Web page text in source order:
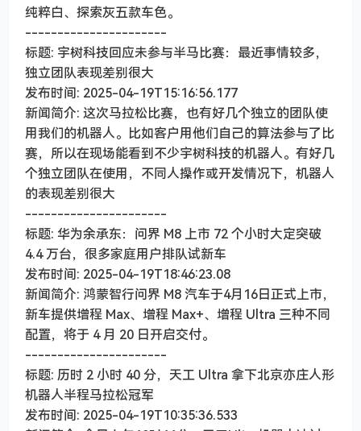
纯粹白、探索灰五款车色。
----------------------
标题: 宇树科技回应未参与半马比赛：最近事情较多，
独立团队表现差别很大
发布时间: 2025-04-19T15:16:56.177
新闻简介: 这次马拉松比赛，也有好几个独立的团队使
用我们的机器人。比如客户用他们自己的算法参与了比
赛，所以在现场能看到不少宇树科技的机器人。有好几
个独立团队在使用，不同人操作或开发情况下，机器人
的表现差别很大
----------------------
标题: 华为余承东：问界 M8 上市 72 个小时大定突破
4.4 万台，很多家庭用户排队试新车
发布时间: 2025-04-19T18:46:23.08
新闻简介: 鸿蒙智行问界 M8 汽车于4月16日正式上市，
新车提供增程 Max、增程 Max+、增程 Ultra 三种不同
配置，将于 4 月 20 日开启交付。
----------------------
标题: 历时 2 小时 40 分，天工 Ultra 拿下北京亦庄人形
机器人半程马拉松冠军
发布时间: 2025-04-19T10:35:36.533